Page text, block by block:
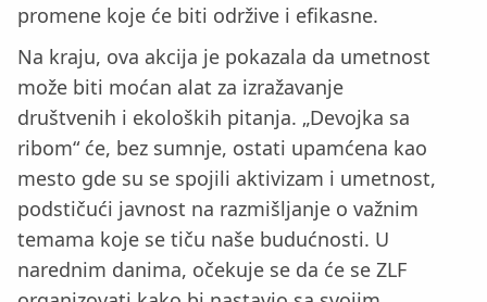
promene koje će biti održive i efikasne.
Na kraju, ova akcija je pokazala da umetnost
može biti moćan alat za izražavanje
društvenih i ekoloških pitanja. „Devojka sa
ribom“ će, bez sumnje, ostati upamćena kao
mesto gde su se spojili aktivizam i umetnost,
podstičući javnost na razmišljanje o važnim
temama koje se tiču naše budućnosti. U
narednim danima, očekuje se da će se ZLF